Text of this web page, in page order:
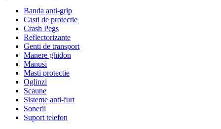
Banda anti-grip
Casti de protectie
Crash Pegs
Reflectorizante
Genti de transport
Manere ghidon
Manusi
Masti protectie
Oglinzi
Scaune
Sisteme anti-furt
Sonerii
Suport telefon